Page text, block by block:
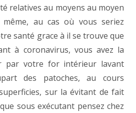
relatives au moyens au moyen
au cas où vous seriez
santé grace à il se trouve que
à coronavirus, vous avez la
par votre for intérieur lavant
des patoches, au cours
sur la évitant de fait
sous exécutant pensez chez